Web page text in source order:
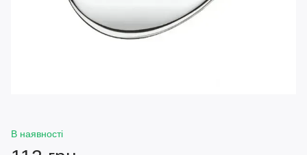
В наявності